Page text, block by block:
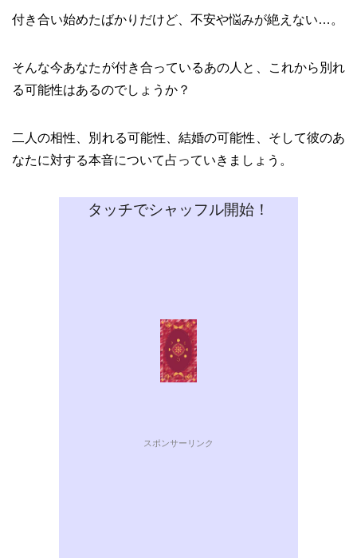
付き合い始めたばかりだけど、不安や悩みが絶えない…。
そんな今あなたが付き合っているあの人と、これから別れ
る可能性はあるのでしょうか？
二人の相性、別れる可能性、結婚の可能性、そして彼のあ
なたに対する本音について占っていきましょう。
タッチでシャッフル開始！
スポンサーリンク